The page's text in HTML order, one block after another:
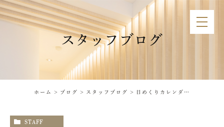
スタッフブログ
ホーム ブログ スタッフブログ 日めくりカレンダー‥
STAFF